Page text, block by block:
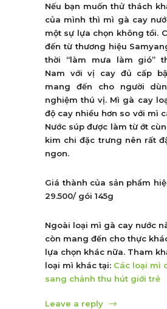
Nếu bạn muốn thử thách
của mình thì mì gà cay
một sự lựa chọn không tồi.
đến từ thương hiệu
thời “làm mưa làm gió”
Nam với vị cay đủ cấp
mang đến cho người
nghiệm thú vị. Mì gà cay
độ cay nhiều hơn so với mì
Nước súp được làm từ ớt
kim chi đặc trưng nên rất
ngon.
Giá thành của sản phẩm
29.500/ gói 145g
Ngoài loại mì gà cay nước
còn mang đến cho thực
lựa chọn khác nữa. Tham
loại mì khác tại: Các loại mì
sang chảnh thu hút giới trẻ
Leave a reply